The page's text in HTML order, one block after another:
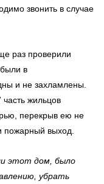
звонить в случае
раз проверили
в
и не захламлены.
жильцов
перекрыв ею не
пожарный выход.
этот дом, было
убрать